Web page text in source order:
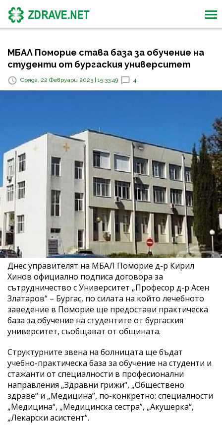
МБАЛ Поморие става база за обучение на
студенти от бургаския университет
Сряда, 22 Февруари 2023 | 15:33:49 4
Днес управителят на МБАЛ Поморие д-р Кирил
Хинов официално подписа договора за
сътрудничество с Университет „Професор д-р Асен
Златаров“ – Бургас, по силата на който лечебното
заведение в Поморие ще предостави практическа
база за обучение на студентите от бургаския
университет, съобщават от общината.
Структурните звена на болницата ще бъдат
учебно-практическа база за обучение на студенти и
стажанти от специалности в професионални
направления „Здравни грижи“, „Обществено
здраве“ и „Медицина”, по-конкретно: специалности
„Медицина“, „Медицинска сестра”, „Акушерка“,
„Лекарски асистент“.